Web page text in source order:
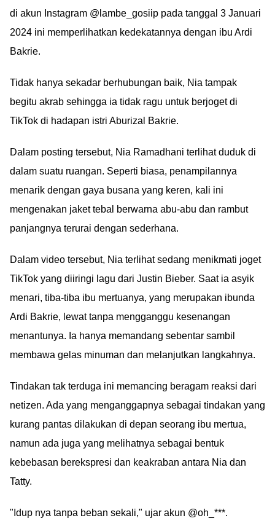
di akun Instagram @lambe_gosiip pada tanggal 3 Januari
2024 ini memperlihatkan kedekatannya dengan ibu Ardi
Bakrie.
Tidak hanya sekadar berhubungan baik, Nia tampak
begitu akrab sehingga ia tidak ragu untuk berjoget di
TikTok di hadapan istri Aburizal Bakrie.
Dalam posting tersebut, Nia Ramadhani terlihat duduk di
dalam suatu ruangan. Seperti biasa, penampilannya
menarik dengan gaya busana yang keren, kali ini
mengenakan jaket tebal berwarna abu-abu dan rambut
panjangnya terurai dengan sederhana.
Dalam video tersebut, Nia terlihat sedang menikmati joget
TikTok yang diiringi lagu dari Justin Bieber. Saat ia asyik
menari, tiba-tiba ibu mertuanya, yang merupakan ibunda
Ardi Bakrie, lewat tanpa mengganggu kesenangan
menantunya. Ia hanya memandang sebentar sambil
membawa gelas minuman dan melanjutkan langkahnya.
Tindakan tak terduga ini memancing beragam reaksi dari
netizen. Ada yang menganggapnya sebagai tindakan yang
kurang pantas dilakukan di depan seorang ibu mertua,
namun ada juga yang melihatnya sebagai bentuk
kebebasan berekspresi dan keakraban antara Nia dan
Tatty.
"Idup nya tanpa beban sekali," ujar akun @oh_***.